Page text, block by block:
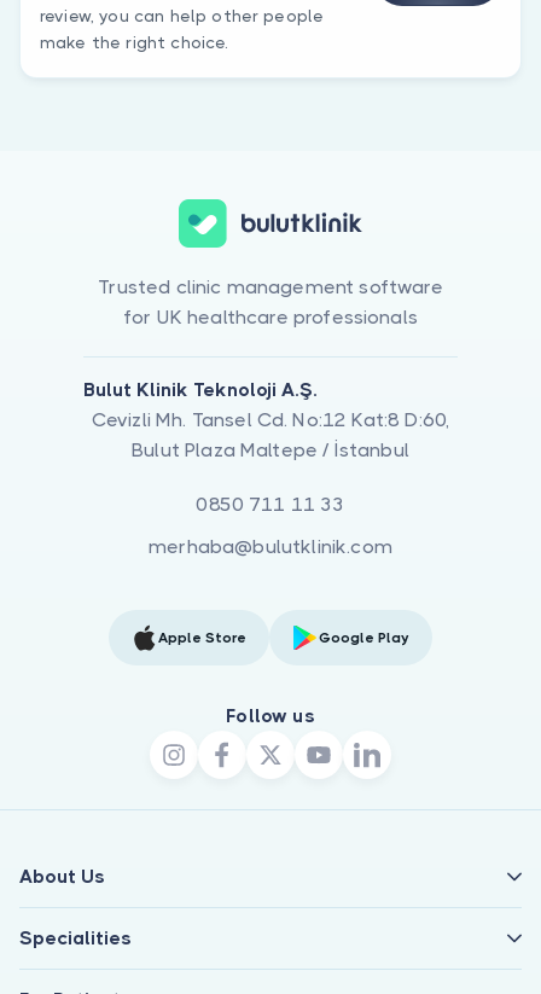
review, you can help other people
make the right choice.
Trusted clinic management software
for UK healthcare professionals
Bulut Klinik Teknoloji A.Ş.
Cevizli Mh. Tansel Cd. No:12 Kat:8 D:60,
Bulut Plaza Maltepe / İstanbul
0850 711 11 33
merhaba@bulutklinik.com
Apple Store Google Play
Follow us
About Us
Specialities